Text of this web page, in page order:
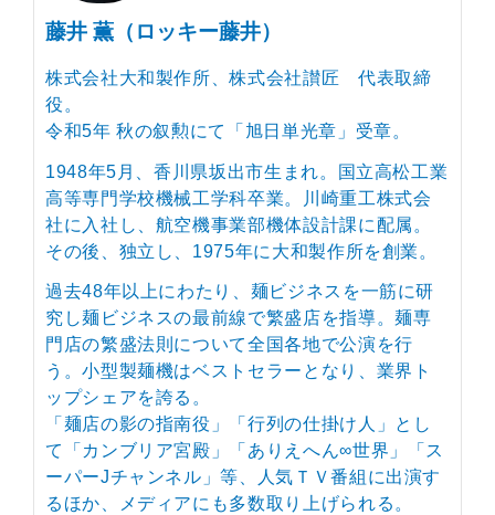
藤井 薫（ロッキー藤井）
株式会社大和製作所、株式会社讃匠 代表取締
役。
令和5年 秋の叙勲にて「旭日単光章」受章。
1948年5月、香川県坂出市生まれ。国立高松工業
高等専門学校機械工学科卒業。川崎重工株式会
社に入社し、航空機事業部機体設計課に配属。
その後、独立し、1975年に大和製作所を創業。
過去48年以上にわたり、麺ビジネスを一筋に研
究し麺ビジネスの最前線で繁盛店を指導。麺専
門店の繁盛法則について全国各地で公演を行
う。小型製麺機はベストセラーとなり、業界ト
ップシェアを誇る。
「麺店の影の指南役」「行列の仕掛け人」とし
て「カンブリア宮殿」「ありえへん∞世界」「ス
ーパーJチャンネル」等、人気ＴＶ番組に出演す
るほか、メディアにも多数取り上げられる。